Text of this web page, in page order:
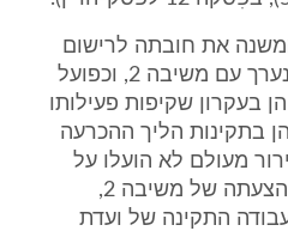
את חובתה לרישום
פרוטוקול בדבר הבירור שנערך עם משיבה 2, וכפועל
בעקרון שקיפות פעילותו
בתקינות הליך ההכרעה
מעולם לא הועלו על
הכתב, וכפועל יוצא נותרה הצעתה של משיבה 2,
התקינה של ועדת